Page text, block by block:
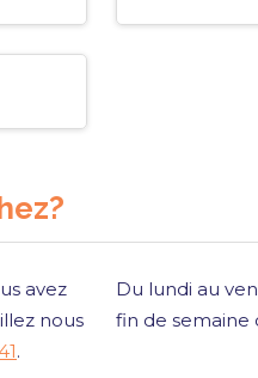
avez
nous
.
Du lundi au
fin de semaine